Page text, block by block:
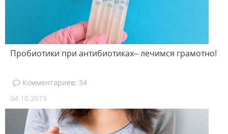
Пробиотики при антибиотиках– лечимся грамотно!
Комментариев: 34
04.10.2019